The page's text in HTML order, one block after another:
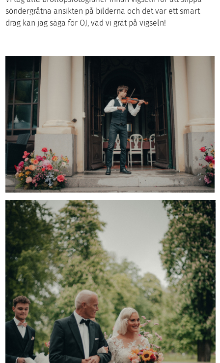
söndergråtna ansikten på bilderna och det var ett smart
drag kan jag säga för OJ, vad vi grät på vigseln!